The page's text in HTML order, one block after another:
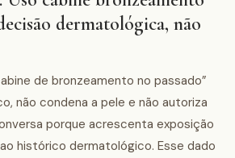
dermatológica, não
de bronzeamento no passado”
não condena a pele e não autoriza
porque acrescenta exposição
histórico dermatológico. Esse dado